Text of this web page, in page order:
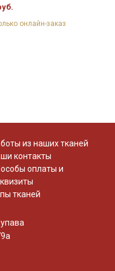
онлайн-заказ
из наших тканей
контакты
оплаты и
тканей